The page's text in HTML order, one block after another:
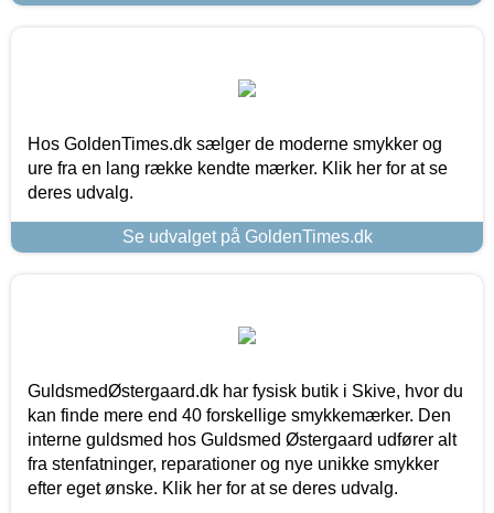
Hos GoldenTimes.dk sælger de moderne smykker og
ure fra en lang række kendte mærker. Klik her for at se
deres udvalg.
Se udvalget på GoldenTimes.dk
GuldsmedØstergaard.dk har fysisk butik i Skive, hvor du
kan finde mere end 40 forskellige smykkemærker. Den
interne guldsmed hos Guldsmed Østergaard udfører alt
fra stenfatninger, reparationer og nye unikke smykker
efter eget ønske. Klik her for at se deres udvalg.